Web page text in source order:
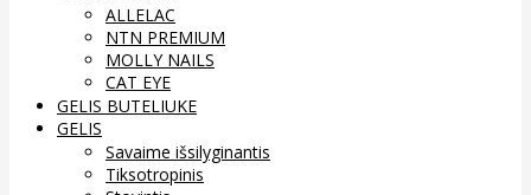
ALLELAC
NTN PREMIUM
MOLLY NAILS
CAT EYE
GELIS BUTELIUKE
GELIS
Savaime išsilyginantis
Tiksotropinis